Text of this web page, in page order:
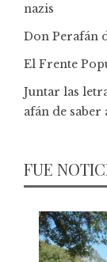
nazis
Don Perafán
El Frente
Juntar las
afán de saber
FUE